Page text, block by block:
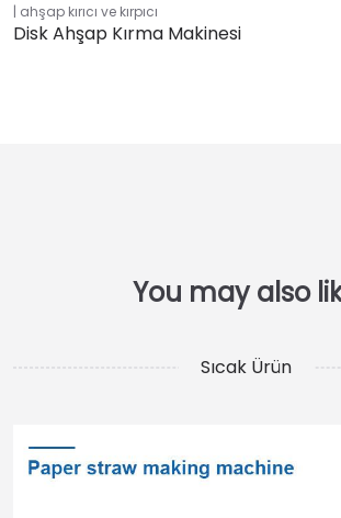
ahşap kırıcı ve kırpıcı
Disk Ahşap Kırma Makinesi
Sıcak Ürün